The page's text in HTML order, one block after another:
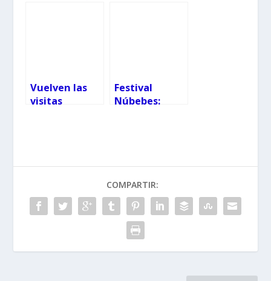
Fiestas
Vuelven las
visitas
Festival
Núbebes:
Bebés y Niños
COMPARTIR: